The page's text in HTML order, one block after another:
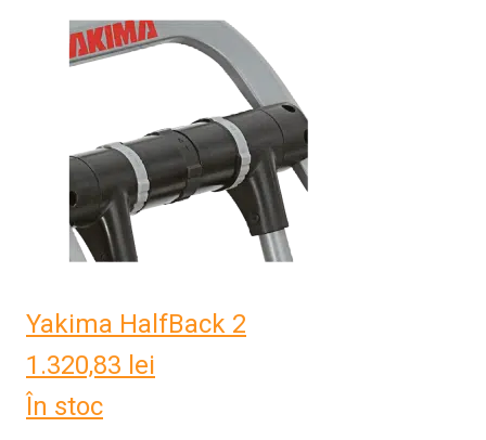
Yakima HalfBack 2
1.320,83 lei
În stoc